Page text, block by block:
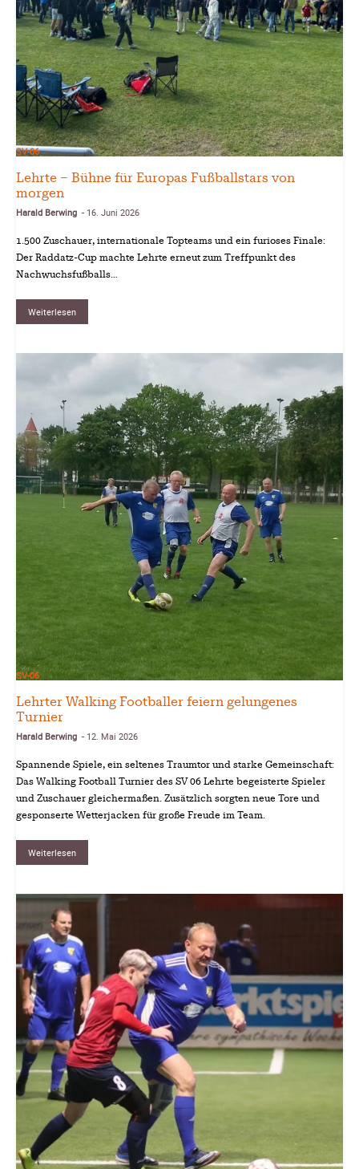
SV-06
Lehrte – Bühne für Europas Fußballstars von
morgen
Harald Berwing - 16. Juni 2026
1.500 Zuschauer, internationale Topteams und ein furioses Finale:
Der Raddatz-Cup machte Lehrte erneut zum Treffpunkt des
Nachwuchsfußballs…
Weiterlesen
SV-06
Lehrter Walking Footballer feiern gelungenes
Turnier
Harald Berwing - 12. Mai 2026
Spannende Spiele, ein seltenes Traumtor und starke Gemeinschaft:
Das Walking Football Turnier des SV 06 Lehrte begeisterte Spieler
und Zuschauer gleichermaßen. Zusätzlich sorgten neue Tore und
gesponserte Wetterjacken für große Freude im Team.
Weiterlesen